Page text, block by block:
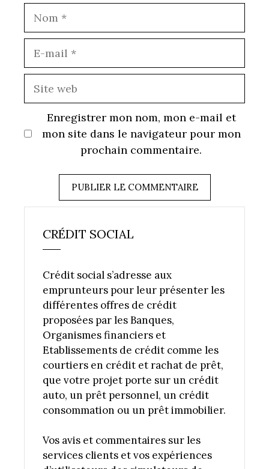
Enregistrer mon nom, mon e-mail et
mon site dans le navigateur pour mon
prochain commentaire.
CRÉDIT SOCIAL
Crédit social s’adresse aux
emprunteurs pour leur présenter les
différentes offres de crédit
proposées par les Banques,
Organismes financiers et
Etablissements de crédit comme les
courtiers en crédit et rachat de prêt,
que votre projet porte sur un crédit
auto, un prêt personnel, un crédit
consommation ou un prêt immobilier.
Vos avis et commentaires sur les
services clients et vos expériences